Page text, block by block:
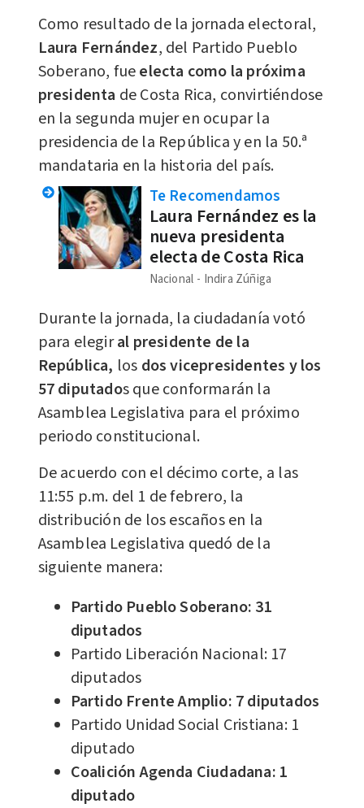
Como resultado de la jornada electoral,
Laura Fernández, del Partido Pueblo
Soberano, fueelecta como la próxima
presidenta de Costa Rica, convirtiéndose
en la segunda mujer en ocupar la
presidencia de la República y en la 50.ª
mandataria en la historia del país.
Te Recomendamos
Laura Fernández es la
nueva presidenta
electa de Costa Rica
Nacional Indira Zúñiga
Durante la jornada, la ciudadanía votó
para elegiral presidente de la
República, los dos vicepresidentes y los
57 diputados que conformarán la
Asamblea Legislativa para el próximo
periodo constitucional.
De acuerdo con el décimo corte, a las
11:55 p.m. del 1 de febrero, la
distribución de los escaños en la
Asamblea Legislativa quedó de la
siguiente manera:
Partido Pueblo Soberano: 31
diputados
Partido Liberación Nacional: 17
diputados
Partido Frente Amplio: 7 diputados
Partido Unidad Social Cristiana: 1
diputado
Coalición Agenda Ciudadana: 1
diputado